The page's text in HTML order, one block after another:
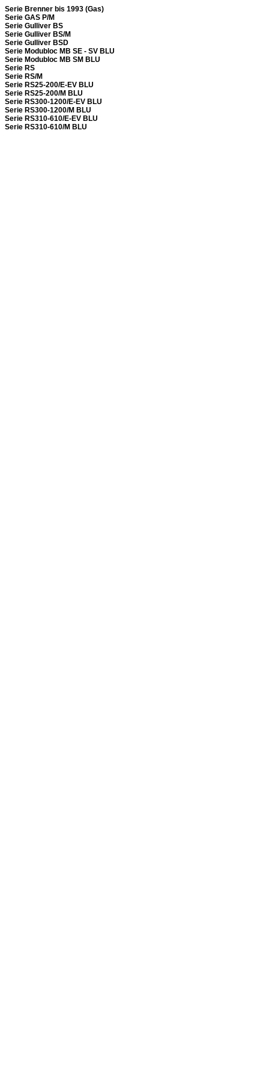
Serie Brenner bis 1993 (Gas)
Serie GAS P/M
Serie Gulliver BS
Serie Gulliver BS/M
Serie Gulliver BSD
Serie Modubloc MB SE - SV BLU
Serie Modubloc MB SM BLU
Serie RS
Serie RS/M
Serie RS25-200/E-EV BLU
Serie RS25-200/M BLU
Serie RS300-1200/E-EV BLU
Serie RS300-1200/M BLU
Serie RS310-610/E-EV BLU
Serie RS310-610/M BLU